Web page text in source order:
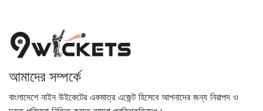
আমাদের সম্পর্কে
বাংলাদেশে নাইন উইকেটের একমাত্র এজেন্ট হিসেবে আপনাদের জন্য নিরাপদ ও